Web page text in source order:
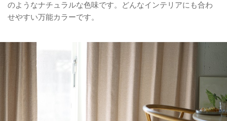
のようなナチュラルな色味です。どんなインテリアにも合わ
せやすい万能カラーです。